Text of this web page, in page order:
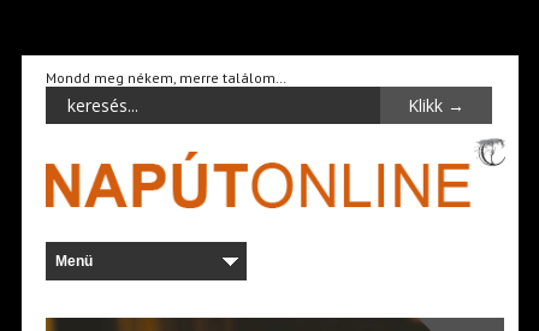
Mondd meg nékem, merre találom…